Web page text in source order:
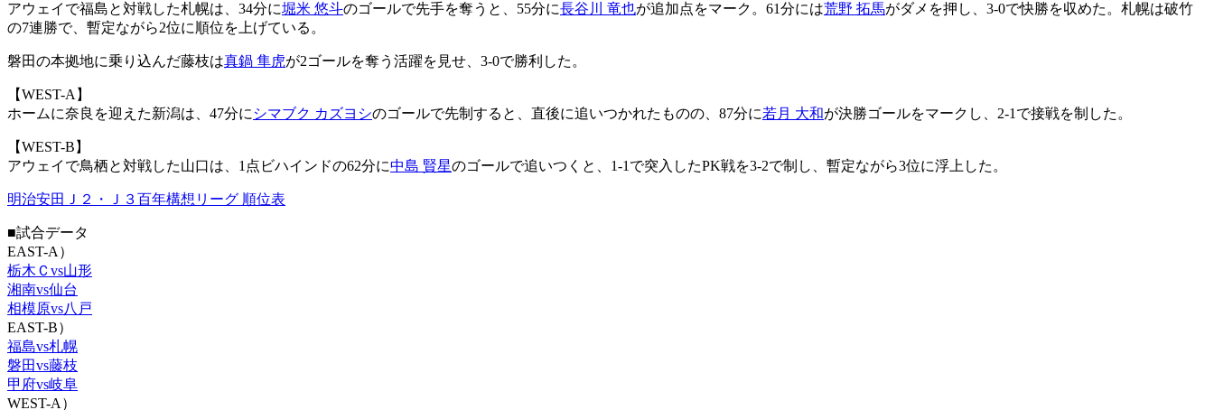
アウェイで福島と対戦した札幌は、34分に堀米 悠斗のゴールで先手を奪うと、55分に長谷川 竜也が追加点をマーク。61分には荒野 拓馬がダメを押し、3-0で快勝を収めた。札幌は破竹
の7連勝で、暫定ながら2位に順位を上げている。
磐田の本拠地に乗り込んだ藤枝は真鍋 隼虎が2ゴールを奪う活躍を見せ、3-0で勝利した。
【WEST-A】
ホームに奈良を迎えた新潟は、47分に シマブク カズヨシのゴールで先制すると、直後に追いつかれたものの、87分に若月 大和が決勝ゴールをマークし、2-1で接戦を制した。
【WEST-B】
アウェイで鳥栖と対戦した山口は、1点ビハインドの62分に中島 賢星のゴールで追いつくと、1-1で突入したPK戦を3-2で制し、暫定ながら3位に浮上した。
明治安田Ｊ２・Ｊ３百年構想リーグ 順位表
■試合データ
EAST-A）
栃木Ｃvs山形
湘南vs仙台
相模原vs八戸
EAST-B）
福島vs札幌
磐田vs藤枝
甲府vs岐阜
WEST-A）